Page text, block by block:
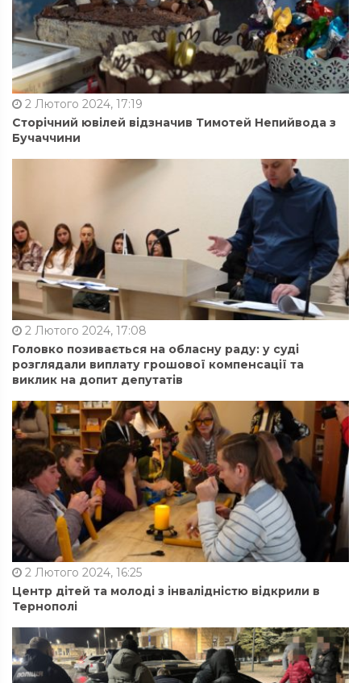
2 Лютого 2024, 17:19
Сторічний ювілей відзначив Тимотей Непийвода з
Бучаччини
2 Лютого 2024, 17:08
Головко позивається на обласну раду: у суді
розглядали виплату грошової компенсації та
виклик на допит депутатів
2 Лютого 2024, 16:25
Центр дітей та молоді з інвалідністю відкрили в
Тернополі